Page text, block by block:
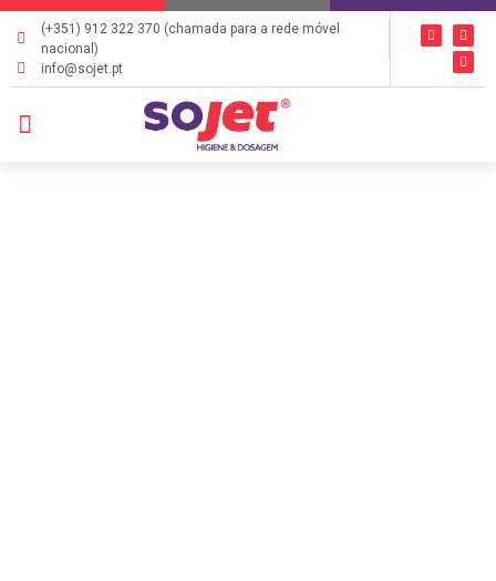
(+351) 912 322 370 (chamada para a rede móvel
nacional)
info@sojet.pt